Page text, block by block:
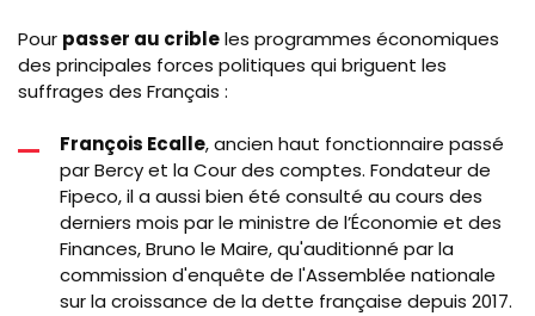
Pour passer au cribleles programmes économiques
des principales forces politiques qui briguent les
suffrages des Français :
François Ecalle, ancien haut fonctionnaire passé
par Bercy et la Cour des comptes. Fondateur de
Fipeco, il a aussi bien été consulté au cours des
derniers mois par le ministre de l’Économie et des
Finances, Bruno le Maire, qu'auditionné par la
commission d'enquête de l'Assemblée nationale
sur la croissance de la dette française depuis 2017.